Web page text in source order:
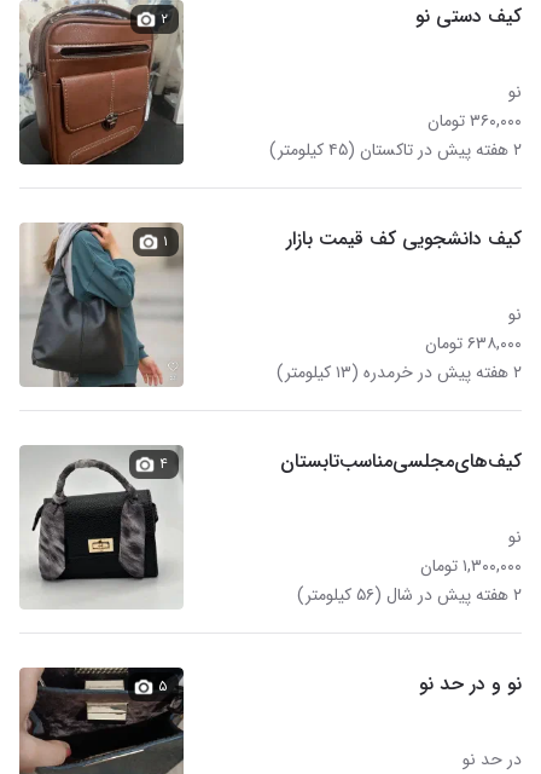
کیف دستی نو
نو
۳۶۰,۰۰۰ تومان
۲ هفته پیش در تاکستان (۴۵ کیلومتر)
۲
کیف دانشجویی کف قیمت بازار
نو
۶۳۸,۰۰۰ تومان
۲ هفته پیش در خرمدره (۱۳ کیلومتر)
۱
کیف‌های‌مجلسی‌مناسب‌تابستان
نو
۱,۳۰۰,۰۰۰ تومان
۲ هفته پیش در شال (۵۶ کیلومتر)
۴
نو و در حد نو
در حد نو
۵